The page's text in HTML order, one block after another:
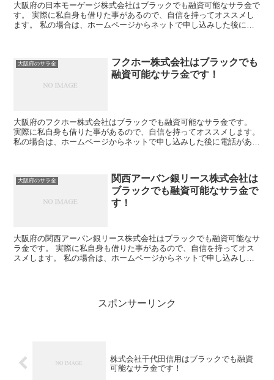
大阪府の日本モーゲージ株式会社はブラックでも融資可能なサラ金で
す。 実際に私自身も借りた事があるので、自信を持ってオススメし
ます。 私の場合は、ホームページからネットで申し込みした後に電
大阪府のサラ金
フクホー株式会社はブラックでも
融資可能なサラ金です！
大阪府のフクホー株式会社はブラックでも融資可能なサラ金です。
実際に私自身も借りた事があるので、自信を持ってオススメします。
私の場合は、ホームページからネットで申し込みした後に電話があ
大阪府のサラ金
関西アーバン銀リース株式会社は
ブラックでも融資可能なサラ金で
す！
大阪府の関西アーバン銀リース株式会社はブラックでも融資可能なサ
ラ金です。 実際に私自身も借りた事があるので、自信を持ってオス
スメします。 私の場合は、ホームページからネットで申し込みした
スポンサーリンク
株式会社千代田信用はブラックでも融資
可能なサラ金です！